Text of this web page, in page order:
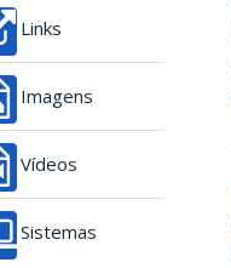
Links
Imagens
Vídeos
Sistemas